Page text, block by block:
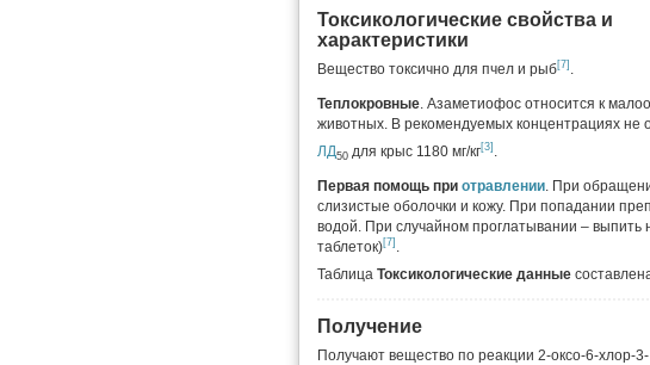
Токсикологические свойства и
характеристики
Вещество токсично для пчел и рыб[7] .
Теплокровные. Азаметиофос относится к
животных. В рекомендуемых концентрациях
ЛД50 для крыс 1180 мг/кг[3] .
Первая помощь при отравлении. При
слизистые оболочки и кожу. При попадании
водой. При случайном проглатывании – выпить
таблеток)[7] .
Таблица Токсикологические данные
Получение
Получают вещество по реакции 2-оксо-6-хлор-3-